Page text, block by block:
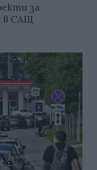
за
в САЩ